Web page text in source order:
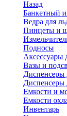
Назад
Банкетный
Ведра для
Пинцеты и
Подносы
Аксессуары
Вазы и
Диспенсеры
Диспенсеры
Емкости и
Емкости
Инвентарь